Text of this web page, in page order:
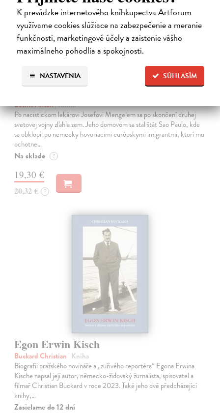
K prevádzke internetového kníhkupectva Artforum
využívame cookies slúžiace na zabezpečenie a meranie
funkčnosti, marketingové účely a zaistenie vášho
maximálneho pohodlia a spokojnosti.
SÚHLASÍM
NASTAVENIA
Betina Anton| Kniha
Po nacistickom lekárovi Josefovi Mengelem sa po skončení druhej
svetovej vojny zľahla zem. Jeho domovom sa stal štát Sao Paulo, kde
sa obklopil po nemecky hovoriacimi európskymi imigrantmi, ktorí mu
ochotne…
Na sklade ?
19,30 €
20,32 € ?
Egon Erwin Kisch
Buckard Christian | Kniha
Biografii pražského novináře a „zuřivého reportéra“ Egona Erwina
Kische napsal její autor, německo-židovský žurnalista, spisovatel a
filmař Christian Buckard v roce 2023. Také jeho dvě předcházející
knihy,…
Zasielame do 12 dní